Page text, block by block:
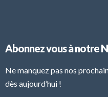
Abonnez vous à notre
Ne manquez pas nos
dès aujourd’hui !